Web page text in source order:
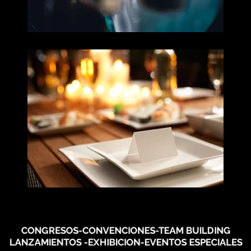
CONGRESOS-CONVENCIONES-TEAM BUILDING
LANZAMIENTOS -EXHIBICION-EVENTOS ESPECIALES